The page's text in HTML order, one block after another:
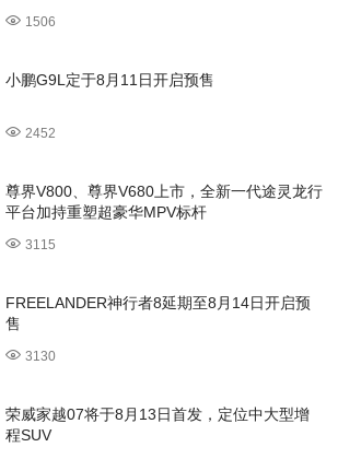
1506
小鹏G9L定于8月11日开启预售
2452
尊界V800、尊界V680上市，全新一代途灵龙行
平台加持重塑超豪华MPV标杆
3115
FREELANDER神行者8延期至8月14日开启预
售
3130
荣威家越07将于8月13日首发，定位中大型增
程SUV